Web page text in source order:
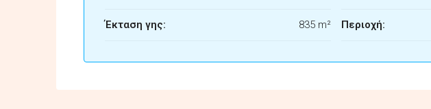
Έκταση γης: 835 m² Περιοχή: